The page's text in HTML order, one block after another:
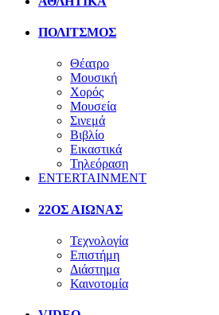
ΠΟΛΙΤΣΜΟΣ
Θέατρο
Μουσική
Χορός
Μουσεία
Σινεμά
Βιβλίο
Εικαστικά
Τηλεόραση
ENTERTAINMENT
22ΟΣ ΑΙΩΝΑΣ
Τεχνολογία
Επιστήμη
Διάστημα
Καινοτομία